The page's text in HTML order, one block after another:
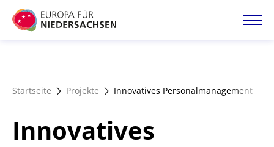
Direkt
zum
Startseite Projekte Innovatives Personalmanagement
Innovatives